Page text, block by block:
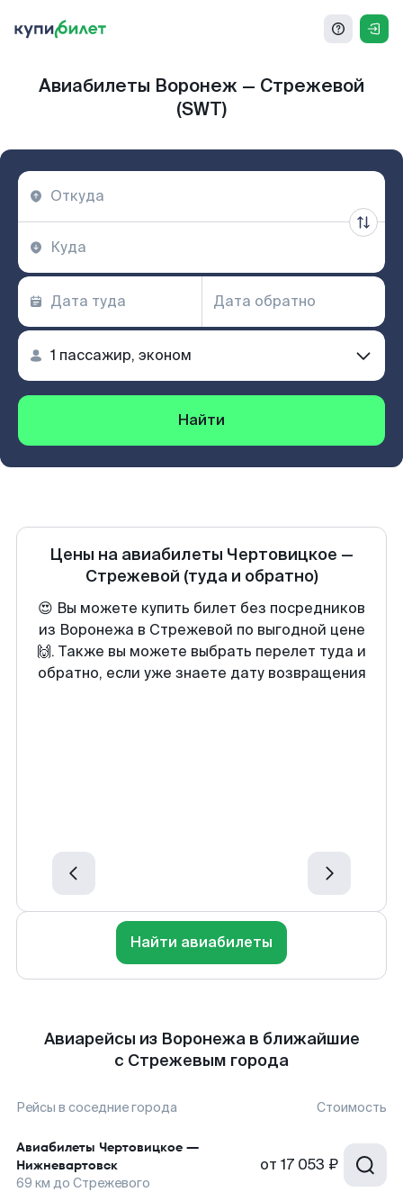
Авиабилеты Воронеж — Стрежевой
(SWT)
Найти
Цены на авиабилеты Чертовицкое —
Стрежевой (туда и обратно)
😍 Вы можете купить билет без посредников
из Воронежа в Стрежевой по выгодной цене
🙌. Также вы можете выбрать перелет туда и
обратно, если уже знаете дату возвращения
Найти авиабилеты
Авиарейсы из Воронежа в ближайшие
с Стрежевым города
Рейсы в соседние города Стоимость
Авиабилеты Чертовицкое —
Нижневартовск
69 км до Стрежевого
от 17 053 ₽